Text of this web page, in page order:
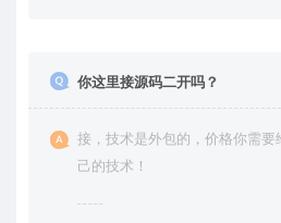
你这里接源码二开吗？
接，技术是外包的，价格你需要
己的技术！